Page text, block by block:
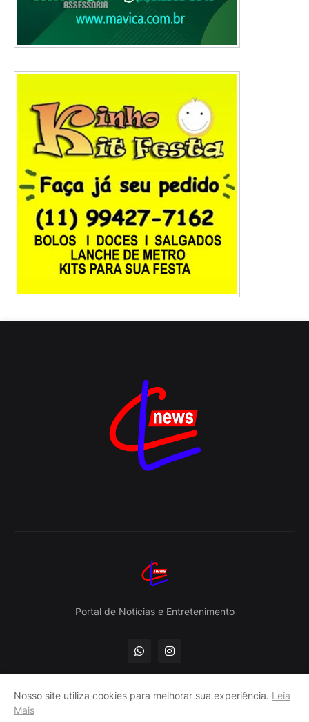
Portal de Notícias e Entretenimento
Nosso site utiliza cookies para melhorar sua experiência. Leia
Mais